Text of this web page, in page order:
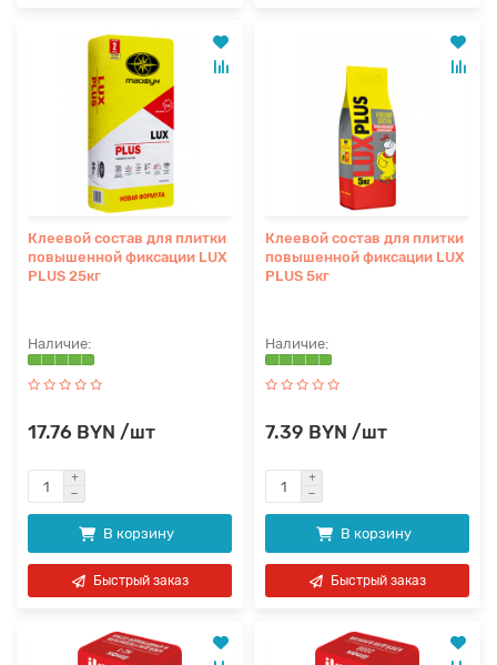
Клеевой состав для плитки
повышенной фиксации LUX
PLUS 25кг
17.76 BYN /шт
В корзину
Быстрый заказ
Клеевой состав для плитки
повышенной фиксации LUX
PLUS 5кг
7.39 BYN /шт
В корзину
Быстрый заказ